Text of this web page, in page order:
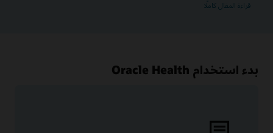
قراءة المقال كاملًا
بدء استخدام Oracle Health